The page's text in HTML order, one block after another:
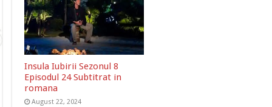
Insula Iubirii Sezonul 8
Episodul 24 Subtitrat in
romana
August 22, 2024